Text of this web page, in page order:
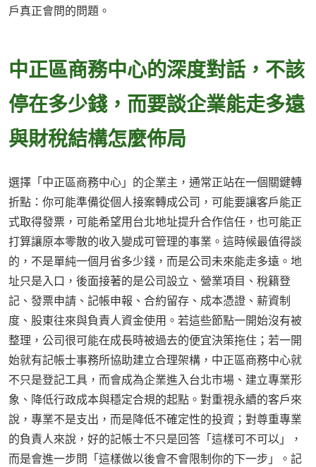
戶真正會問的問題。
中正區商務中心的深度對話，不該
停在多少錢，而要談企業能走多遠
與財稅結構怎麼佈局
選擇「中正區商務中心」的企業主，通常正站在一個關鍵轉
折點：你可能準備從個人接案轉成公司，可能要讓客戶能正
式取得發票，可能希望用台北地址提升合作信任，也可能正
打算讓原本零散的收入變成可管理的事業。這時候最值得談
的，不是單純一個月省多少錢，而是公司未來能走多遠。地
址只是入口，後面接著的是公司設立、營業項目、稅籍登
記、發票申請、記帳申報、合約留存、成本憑證、薪資制
度、股東往來與負責人資金使用。若這些節點一開始沒有被
整理，公司很可能在成長時被過去的便宜決策拖住；若一開
始就有記帳士事務所協助建立合理架構，中正區商務中心就
不只是登記工具，而會成為企業進入台北市場、建立專業形
象、降低行政成本與穩定合規的起點。對重視永續的客戶來
說，專業不是支出，而是降低不確定性的投資；對尊重專業
的負責人來說，好的記帳士不只是回答「這樣可不可以」，
而是會進一步問「這樣做以後會不會限制你的下一步」。記